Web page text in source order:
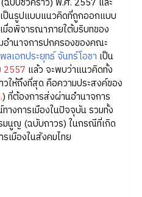
ป็นรูปแบบแนวคิดที่ถูกออกแบบ
มื่อพิจารณาภายใต้บริบทของ
อำนาจการปกครองของคณะ
พลเอกประยุทธ์ จันทร์โอชา เป็น
2557 แล้ว จะพบว่าแนวคิดทั้ง
ให้ถึงที่สุด คือความประสงค์ของ
) ที่ต้องการส่งผ่านอำนาจการ
งการเมืองในปัจจุบัน รวมทั้ง
มนูญ (ฉบับถาวร) ในกรณีที่เกิด
เมืองในสังคมไทย